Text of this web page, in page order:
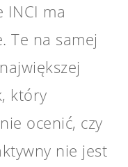
INCI ma
Te na samej
który
ocenić, czy
nie jest